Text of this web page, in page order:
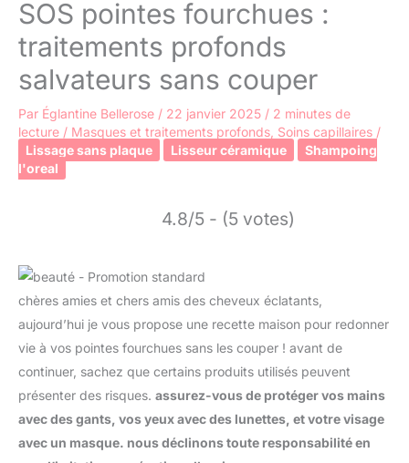
SOS pointes fourchues :
traitements profonds
salvateurs sans couper
Par Églantine Bellerose / 22 janvier 2025 / 2 minutes de
lecture / Masques et traitements profonds Soins capillaires /
Lissage sans plaque
Lisseur céramique
Shampoing
l'oreal
4.8/5 - (5 votes)
chères amies et chers amis des cheveux éclatants,
aujourd’hui je vous propose une recette maison pour redonner
vie à vos pointes fourchues sans les couper ! avant de
continuer, sachez que certains produits utilisés peuvent
présenter des risques. assurez-vous de protéger vos mains
avec des gants, vos yeux avec des lunettes, et votre visage
avec un masque. nous déclinons toute responsabilité en